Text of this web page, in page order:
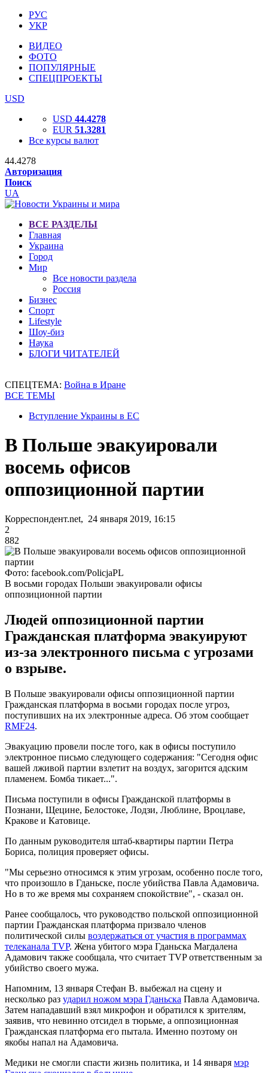
РУС
УКР
ВИДЕО
ФОТО
ПОПУЛЯРНЫЕ
СПЕЦПРОЕКТЫ
USD
USD 44.4278
EUR 51.3281
Все курсы валют
44.4278
Авторизация
Поиск
UA
ВСЕ РАЗДЕЛЫ
Главная
Украина
Город
Мир
Все новости раздела
Россия
Бизнес
Спорт
Lifestyle
Шоу-биз
Наука
БЛОГИ ЧИТАТЕЛЕЙ
СПЕЦТЕМА: Война в Иране
ВСЕ ТЕМЫ
Вступление Украины в ЕС
В Польше эвакуировали
восемь офисов
оппозиционной партии
Корреспондент.net, 24 января 2019, 16:15
2
882
Фото: facebook.com/PolicjaPL
В восьми городах Польши эвакуировали офисы
оппозиционной партии
Людей оппозиционной партии
Гражданская платформа эвакуируют
из-за электронного письма с угрозами
о взрыве.
В Польше эвакуировали офисы оппозиционной партии
Гражданская платформа в восьми городах после угроз,
поступивших на их электронные адреса. Об этом сообщает
RMF24.
Эвакуацию провели после того, как в офисы поступило
электронное письмо следующего содержания: "Сегодня офис
вашей лживой партии взлетит на воздух, загорится адским
пламенем. Бомба тикает...".
Письма поступили в офисы Гражданской платформы в
Познани, Щецине, Белостоке, Лодзи, Люблине, Вроцлаве,
Кракове и Катовице.
По данным руководителя штаб-квартиры партии Петра
Бориса, полиция проверяет офисы.
"Мы серьезно относимся к этим угрозам, особенно после того,
что произошло в Гданьске, после убийства Павла Адамовича.
Но в то же время мы сохраняем спокойствие", - сказал он.
Ранее сообщалось, что руководство польской оппозиционной
партии Гражданская платформа призвало членов
политической силы воздержаться от участия в программах
телеканала TVP. Жена убитого мэра Гданьска Магдалена
Адамович также сообщала, что считает TVP ответственным за
убийство своего мужа.
Напомним, 13 января Стефан В. выбежал на сцену и
несколько раз ударил ножом мэра Гданьска Павла Адамовича.
Затем нападавший взял микрофон и обратился к зрителям,
заявив, что невинно отсидел в тюрьме, а оппозиционная
Гражданская платформа его пытала. Именно поэтому он
якобы напал на Адамовича.
Медики не смогли спасти жизнь политика, и 14 января мэр